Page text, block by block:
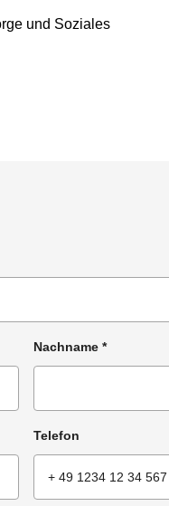
und Soziales
Nachname *
Telefon